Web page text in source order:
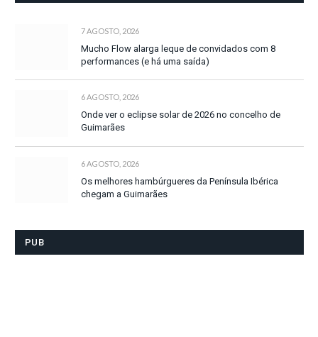
7 AGOSTO, 2026
Mucho Flow alarga leque de convidados com 8
performances (e há uma saída)
6 AGOSTO, 2026
Onde ver o eclipse solar de 2026 no concelho de
Guimarães
6 AGOSTO, 2026
Os melhores hambúrgueres da Península Ibérica
chegam a Guimarães
PUB